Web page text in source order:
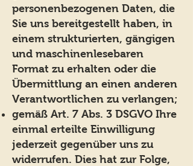
personenbezogenen Daten, die
Sie uns bereitgestellt haben, in
einem strukturierten, gängigen
und maschinenlesebaren
Format zu erhalten oder die
Übermittlung an einen anderen
Verantwortlichen zu verlangen;
gemäß Art. 7 Abs. 3 DSGVO Ihre
einmal erteilte Einwilligung
jederzeit gegenüber uns zu
widerrufen. Dies hat zur Folge,